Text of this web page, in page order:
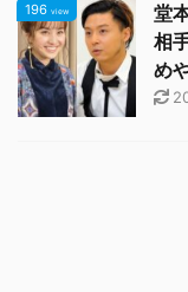
196 view
堂
相
め